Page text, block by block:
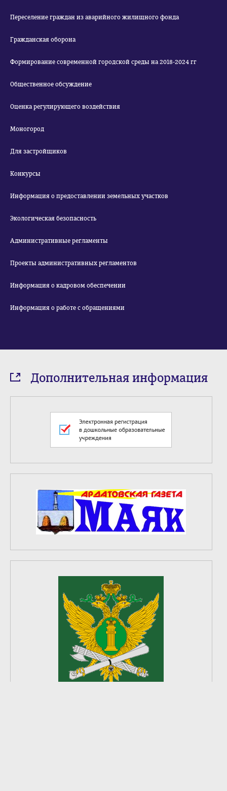
Переселение граждан из аварийного жилищного фонда
Гражданская оборона
Формирование современной городской среды на 2018-2024 гг
Общественное обсуждение
Оценка регулирующего воздействия
Моногород
Для застройщиков
Конкурсы
Информация о предоставлении земельных участков
Экологическая безопасность
Административные регламенты
Проекты административных регламентов
Информация о кадровом обеспечении
Информация о работе с обращениями
Дополнительная информация